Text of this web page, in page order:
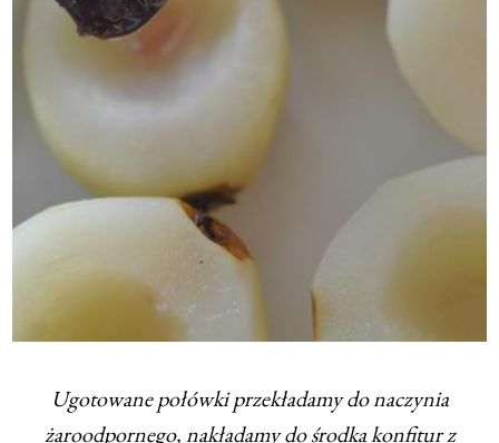
Ugotowane połówki przekładamy do naczynia
żaroodpornego, nakładamy do środka konfitur z